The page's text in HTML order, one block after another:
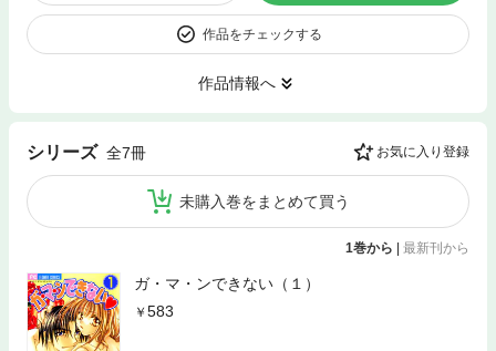
作品をチェックする
作品情報へ
シリーズ 全7冊 お気に入り登録
未購入巻をまとめて買う
1巻から 最新刊から
ガ・マ・ンできない（１）
583